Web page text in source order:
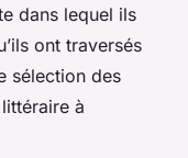
dans lequel ils
ont traversés
sélection des
à